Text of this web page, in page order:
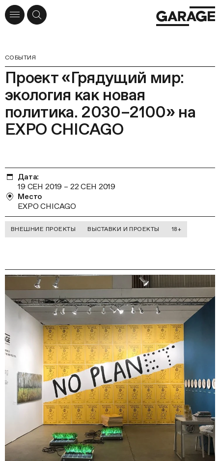
СОБЫТИЯ
Проект «Грядущий мир:
экология как новая
политика. 2030–2100» на
EXPO CHICAGO
Дата:
19 СЕН 2019 – 22 СЕН 2019
Место
EXPO CHICAGO
ВНЕШНИЕ ПРОЕКТЫ ВЫСТАВКИ И ПРОЕКТЫ 18+